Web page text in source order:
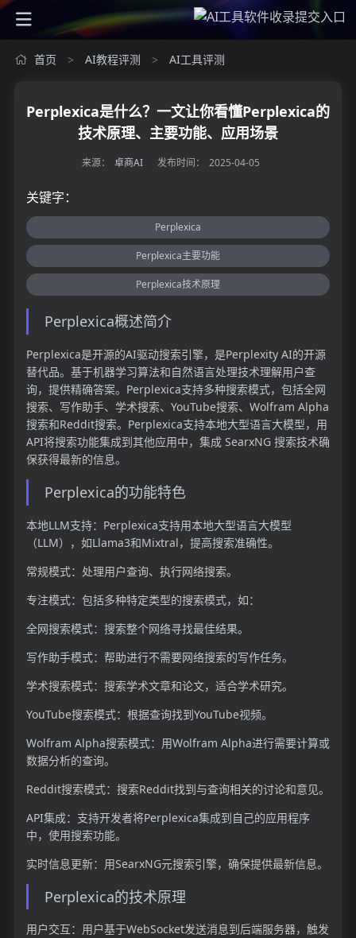
首页 > AI教程评测 > AI工具评测
Perplexica是什么？一文让你看懂Perplexica的
技术原理、主要功能、应用场景
来源： 卓商AI 发布时间： 2025-04-05
关键字：
Perplexica
Perplexica主要功能
Perplexica技术原理
Perplexica概述简介
Perplexica是开源的AI驱动搜索引擎，是Perplexity AI的开源
替代品。基于机器学习算法和自然语言处理技术理解用户查
询，提供精确答案。Perplexica支持多种搜索模式，包括全网
搜索、写作助手、学术搜索、YouTube搜索、Wolfram Alpha
搜索和Reddit搜索。Perplexica支持本地大型语言大模型，用
API将搜索功能集成到其他应用中，集成 SearxNG 搜索技术确
保获得最新的信息。
Perplexica的功能特色
本地LLM支持：Perplexica支持用本地大型语言大模型
（LLM），如Llama3和Mixtral，提高搜索准确性。
常规模式：处理用户查询、执行网络搜索。
专注模式：包括多种特定类型的搜索模式，如：
全网搜索模式：搜索整个网络寻找最佳结果。
写作助手模式：帮助进行不需要网络搜索的写作任务。
学术搜索模式：搜索学术文章和论文，适合学术研究。
YouTube搜索模式：根据查询找到YouTube视频。
Wolfram Alpha搜索模式：用Wolfram Alpha进行需要计算或
数据分析的查询。
Reddit搜索模式：搜索Reddit找到与查询相关的讨论和意见。
API集成：支持开发者将Perplexica集成到自己的应用程序
中，使用搜索功能。
实时信息更新：用SearxNG元搜索引擎，确保提供最新信息。
Perplexica的技术原理
用户交互：用户基于WebSocket发送消息到后端服务器，触发